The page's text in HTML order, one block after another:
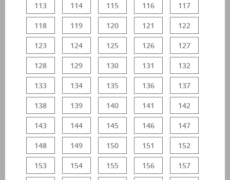
113 114 115 116 117
118 119 120 121 122
123 124 125 126 127
128 129 130 131 132
133 134 135 136 137
138 139 140 141 142
143 144 145 146 147
148 149 150 151 152
153 154 155 156 157